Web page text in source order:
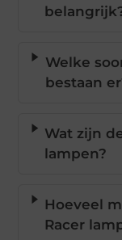
Welke
bestaan
Wat zijn
lampen?
Hoeveel
Racer